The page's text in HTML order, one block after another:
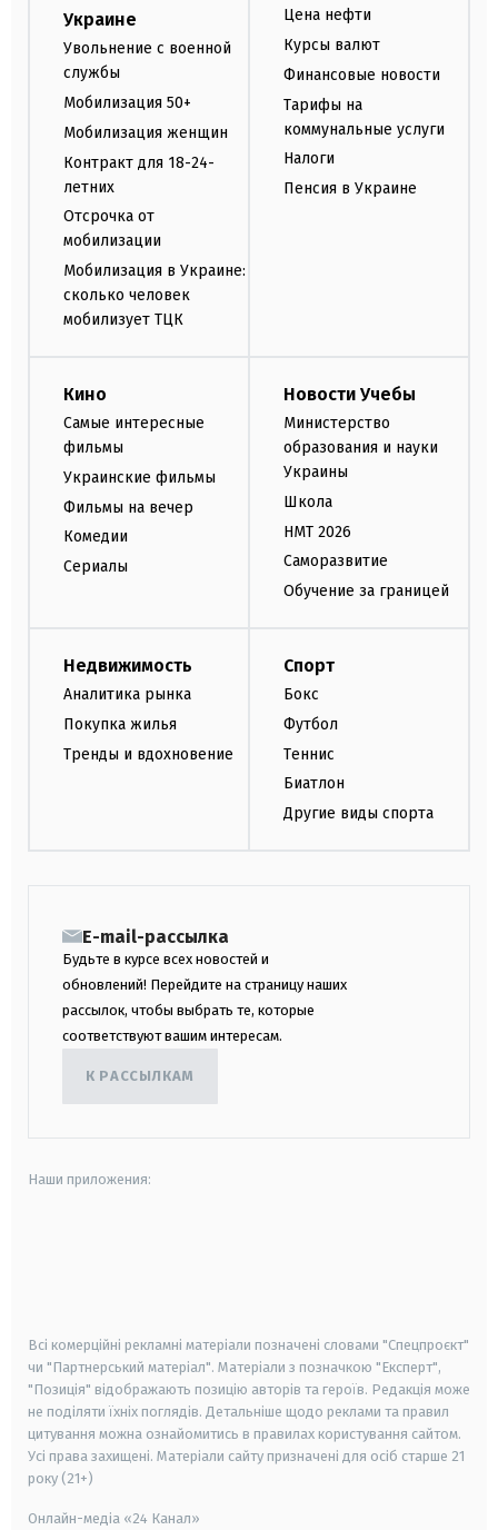
Украине
Увольнение с военной
службы
Мобилизация 50+
Мобилизация женщин
Контракт для 18-24-
летних
Отсрочка от
мобилизации
Мобилизация в Украине:
сколько человек
мобилизует ТЦК
Цена нефти
Курсы валют
Финансовые новости
Тарифы на
коммунальные услуги
Налоги
Пенсия в Украине
Кино
Самые интересные
фильмы
Украинские фильмы
Фильмы на вечер
Комедии
Сериалы
Новости Учебы
Министерство
образования и науки
Украины
Школа
НМТ 2026
Саморазвитие
Обучение за границей
Недвижимость
Аналитика рынка
Покупка жилья
Тренды и вдохновение
Спорт
Бокс
Футбол
Теннис
Биатлон
Другие виды спорта
E-mail-рассылка
Будьте в курсе всех новостей и
обновлений! Перейдите на страницу наших
рассылок, чтобы выбрать те, которые
соответствуют вашим интересам.
К РАССЫЛКАМ
Наши приложения:
Всі комерційні рекламні матеріали позначені словами "Спецпроєкт"
чи "Партнерський матеріал". Матеріали з позначкою "Експерт",
"Позиція" відображають позицію авторів та героїв. Редакція може
не поділяти їхніх поглядів. Детальніше щодо реклами та правил
цитування можна ознайомитись в правилах користування сайтом.
Усі права захищені. Матеріали сайту призначені для осіб старше 21
року (21+)
Онлайн-медіа «24 Канал»